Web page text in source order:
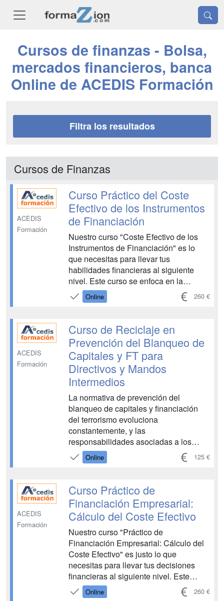
Cursos de finanzas - Bolsa,
mercados financieros, banca
Online de ACEDIS Formación
Filtra los resultados
Cursos de Finanzas
ACEDIS
Formación
Curso Práctico del Coste
Efectivo de los Instrumentos
de Financiación
Nuestro curso "Coste Efectivo de los
Instrumentos de Financiación" es lo
que necesitas para llevar tus
habilidades financieras al siguiente
nivel. Este curso se enfoca en la
práctica, con unidades llenas de
ejemplos prácticos y ejercicios
situaciones reales y tomar decisiones
informadas que beneficien a tu ...
Online 260 €
ACEDIS
Formación
Curso de Reciclaje en
Prevención del Blanqueo de
Capitales y FT para
Directivos y Mandos
Intermedios
La normativa de prevención del
blanqueo de capitales y financiación
del terrorismo evoluciona
constantemente, y las
responsabilidades asociadas a los
puestos directivos y de supervisión
exigen una actualización continua. Este
específicamente para directivos y
mandos intermedios que necesitan
reforzar sus conocimient...
Online 125 €
ACEDIS
Formación
Curso Práctico de
Financiación Empresarial:
Cálculo del Coste Efectivo
Nuestro curso "Práctico de
Financiación Empresarial: Cálculo del
Coste Efectivo" es justo lo que
necesitas para llevar tus decisiones
financieras al siguiente nivel. Este
curso se enfoca en la práctica, con
unidades llenas de ejemplos prácticos
Online 260 €